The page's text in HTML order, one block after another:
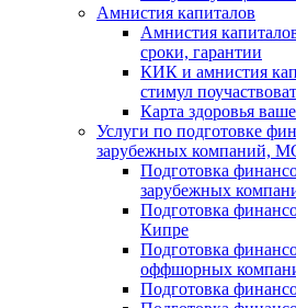
Амнистия капиталов
Амнистия
сроки, гарантии
КИК и амнистия
стимул
Карта здоровья
Услуги по подготовке
зарубежных компаний,
Подготовка
зарубежных
Подготовка
Кипре
Подготовка
оффшорных
Подготовка